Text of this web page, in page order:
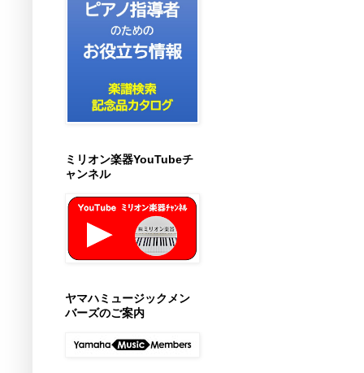
ミリオン楽器YouTubeチ
ャンネル
ヤマハミュージックメン
バーズのご案内